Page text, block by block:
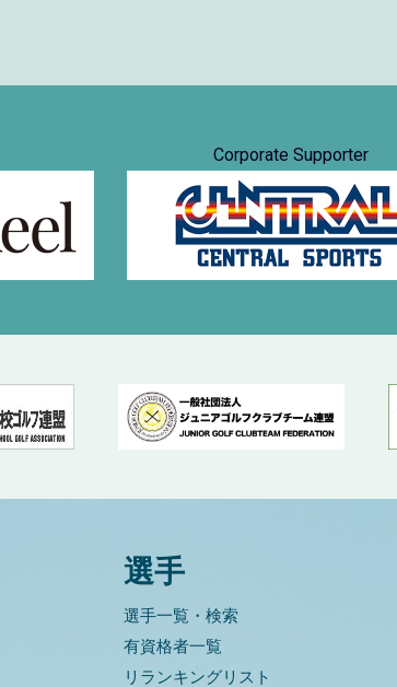
Corporate Supporter
選手
選手一覧・検索
有資格者一覧
リランキングリスト